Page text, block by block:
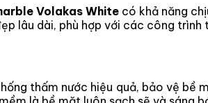
Volakas Whitecó khả năng
lâu dài, phù hợp với các công trình
thấm nước hiệu quả, bảo vệ bề